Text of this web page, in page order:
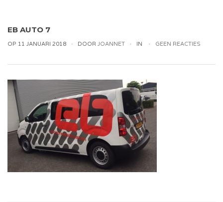
EB AUTO 7
OP 11 JANUARI 2018 DOOR JOANNET IN GEEN REACTIES